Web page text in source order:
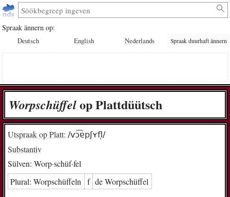
Spraak ännern op:
Deutsch English Nederlands Spraak duurhaft ännern
Worp­schüf­felop Plattdüütsch
Utspraak op Platt: /vɔ͡ɐpʃʏfl̩/
Substantiv
Sülven: Worp·schüf·fel
Plural:Worp­schüf­feln f de Worp­schüf­fel